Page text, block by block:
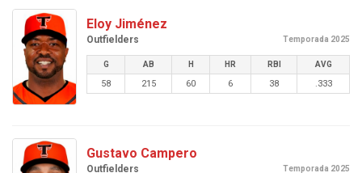
Eloy Jiménez
Outfielders Temporada 2025
G AB H HR RBI AVG
58 215 60 6 38 .333
Gustavo Campero
Outfielders Temporada 2025